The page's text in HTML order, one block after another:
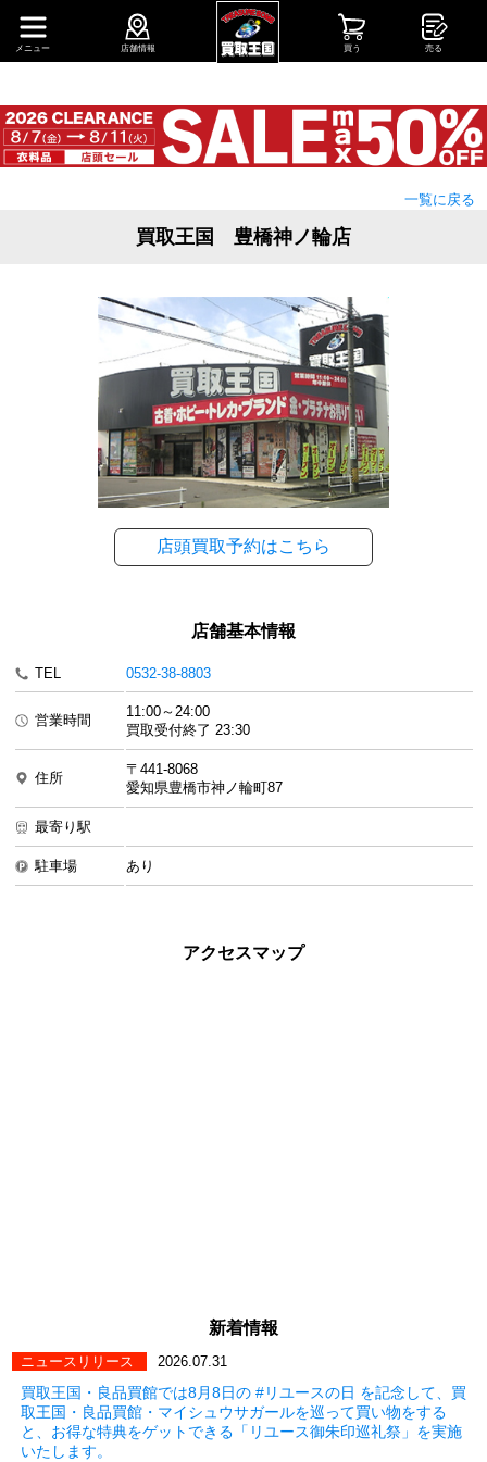
店舗情報 買う 売る
メニュー
一覧に戻る
買取王国 豊橋神ノ輪店
店頭買取予約はこちら
店舗基本情報
TEL 0532-38-8803
営業時間
11:00～24:00
買取受付終了 23:30
住所
〒441-8068
愛知県豊橋市神ノ輪町87
最寄り駅
駐車場 あり
アクセスマップ
新着情報
ニュースリリース 2026.07.31
買取王国・良品買館では8月8日の #リユースの日 を記念して、買
取王国・良品買館・マイシュウサガールを巡って買い物をする
と、お得な特典をゲットできる「リユース御朱印巡礼祭」を実施
いたします。